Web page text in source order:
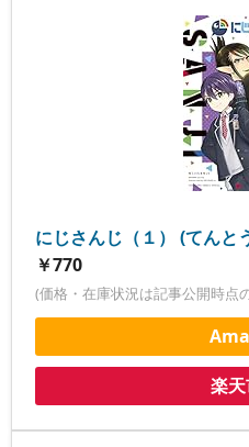
にじさんじ（１） (てんと
￥770
(価格・在庫状況は記事公開時点
楽